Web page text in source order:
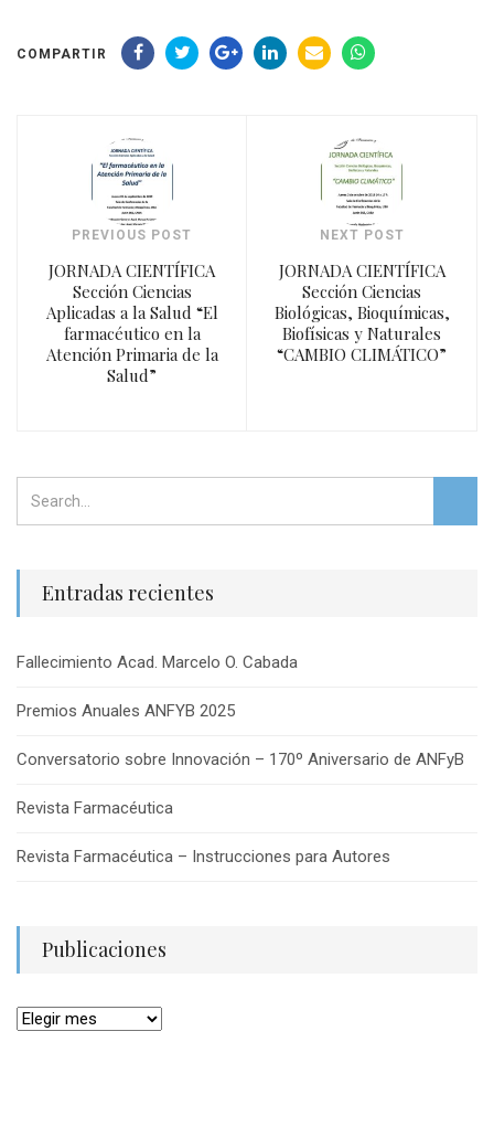
COMPARTIR
PREVIOUS POST
JORNADA CIENTÍFICA
Sección Ciencias
Aplicadas a la Salud “El
farmacéutico en la
Atención Primaria de la
Salud”
NEXT POST
JORNADA CIENTÍFICA
Sección Ciencias
Biológicas, Bioquímicas,
Biofísicas y Naturales
“CAMBIO CLIMÁTICO”
Entradas recientes
Fallecimiento Acad. Marcelo O. Cabada
Premios Anuales ANFYB 2025
Conversatorio sobre Innovación – 170º Aniversario de ANFyB
Revista Farmacéutica
Revista Farmacéutica – Instrucciones para Autores
Publicaciones